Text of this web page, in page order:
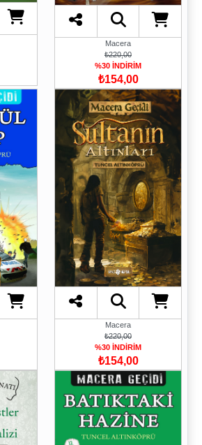
Macera
₺220,00
%30 İNDİRİM
₺154,00
Macera
₺220,00
%30 İNDİRİM
₺154,00